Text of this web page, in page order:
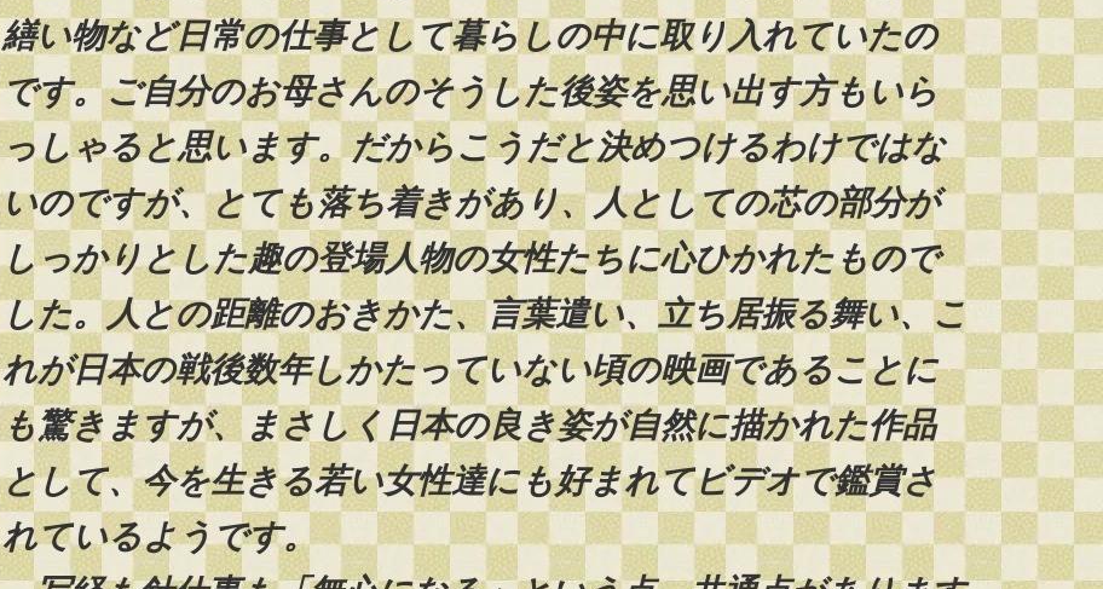
繕い物など日常の仕事として暮らしの中に取り入れていたの
です。ご自分のお母さんのそうした後姿を思い出す方もいら
っしゃると思います。だからこうだと決めつけるわけではな
いのですが、とても落ち着きがあり、人としての芯の部分が
しっかりとした趣の登場人物の女性たちに心ひかれたもので
した。人との距離のおきかた、言葉遣い、立ち居振る舞い、こ
れが日本の戦後数年しかたっていない頃の映画であることに
も驚きますが、まさしく日本の良き姿が自然に描かれた作品
として、今を生きる若い女性達にも好まれてビデオで鑑賞さ
れているようです。